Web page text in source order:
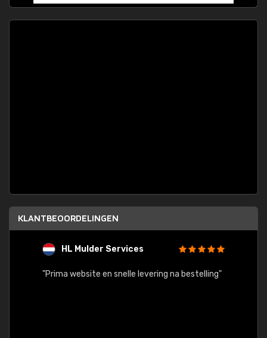
KLANTBEOORDELINGEN
HL Mulder Services
"Prima website en snelle levering na bestelling"